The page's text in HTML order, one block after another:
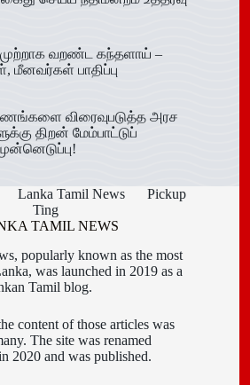
முற்றாக வறண்ட கந்தளாய் –
மீனவர்கள் பாதிப்பு
விரைவுபடுத்த அரச
திறன் மேம்பாட்டுப்
Lanka Tamil News
Pickup
Ting
TAMIL NEWS
popularly known as the most
was launched in 2019 as a
Tamil blog.
content of those articles was
The site was renamed
2020 and was published.